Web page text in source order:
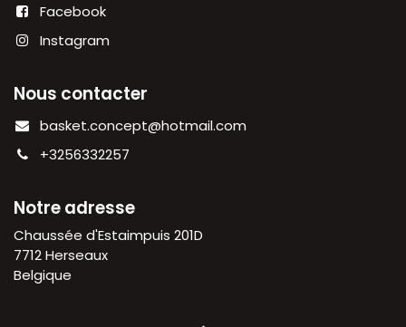
Facebook
Instagram
Nous contacter
basket.concept@hotmail.com
+3256332257
Notre adresse
Chaussée d'Estaimpuis 201D
7712 Herseaux
Belgique